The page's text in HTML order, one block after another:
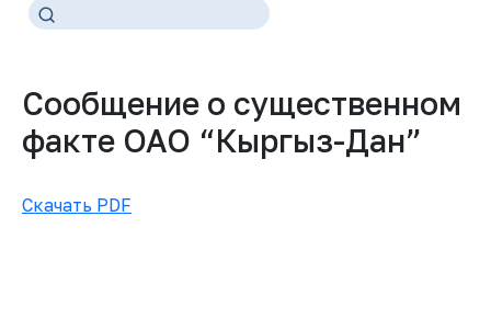
Сообщение о существенном
факте ОАО “Кыргыз-Дан”
Скачать PDF